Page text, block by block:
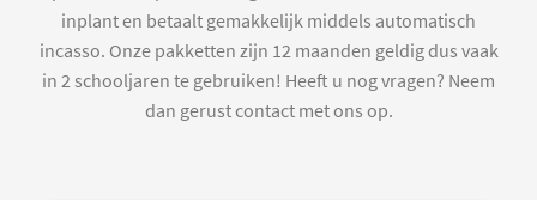
inplant en betaalt gemakkelijk middels automatisch
incasso. Onze pakketten zijn 12 maanden geldig dus vaak
in 2 schooljaren te gebruiken! Heeft u nog vragen? Neem
dan gerust contact met ons op.